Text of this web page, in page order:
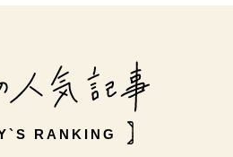
RANKING